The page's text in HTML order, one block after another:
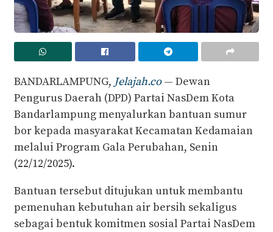
BANDARLAMPUNG, Jelajah.co— Dewan
Pengurus Daerah (DPD) Partai NasDem Kota
Bandarlampung menyalurkan bantuan sumur
bor kepada masyarakat Kecamatan Kedamaian
melalui Program Gala Perubahan, Senin
(22/12/2025).
Bantuan tersebut ditujukan untuk membantu
pemenuhan kebutuhan air bersih sekaligus
sebagai bentuk komitmen sosial Partai NasDem